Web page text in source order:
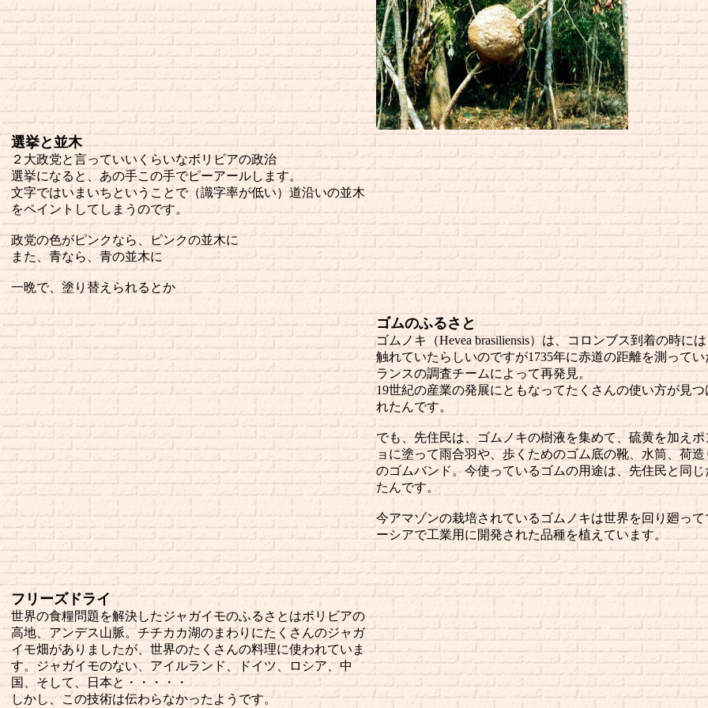
選挙と並木
２大政党と言っていいくらいなボリビアの政治
選挙になると、あの手この手でピーアールします。
文字ではいまいちということで（識字率が低い）道沿いの並木
をペイントしてしまうのです。
政党の色がピンクなら、ピンクの並木に
また、青なら、青の並木に
一晩で、塗り替えられるとか
ゴムのふるさと
ゴムノキ（Hevea brasiliensis）は、コロンブス到着の時に
触れていたらしいのですが1735年に赤道の距離を測ってい
ランスの調査チームによって再発見。
19世紀の産業の発展にともなってたくさんの使い方が見つ
れたんです。
でも、先住民は、ゴムノキの樹液を集めて、硫黄を加えポ
ョに塗って雨合羽や、歩くためのゴム底の靴、水筒、荷造
のゴムバンド。今使っているゴムの用途は、先住民と同じ
たんです。
今アマゾンの栽培されているゴムノキは世界を回り廻って
ーシアで工業用に開発された品種を植えています。
フリーズドライ
世界の食糧問題を解決したジャガイモのふるさとはボリビアの
高地、アンデス山脈。チチカカ湖のまわりにたくさんのジャガ
イモ畑がありましたが、世界のたくさんの料理に使われていま
す。ジャガイモのない、アイルランド、ドイツ、ロシア、中
国、そして、日本と・・・・・
しかし、この技術は伝わらなかったようです。